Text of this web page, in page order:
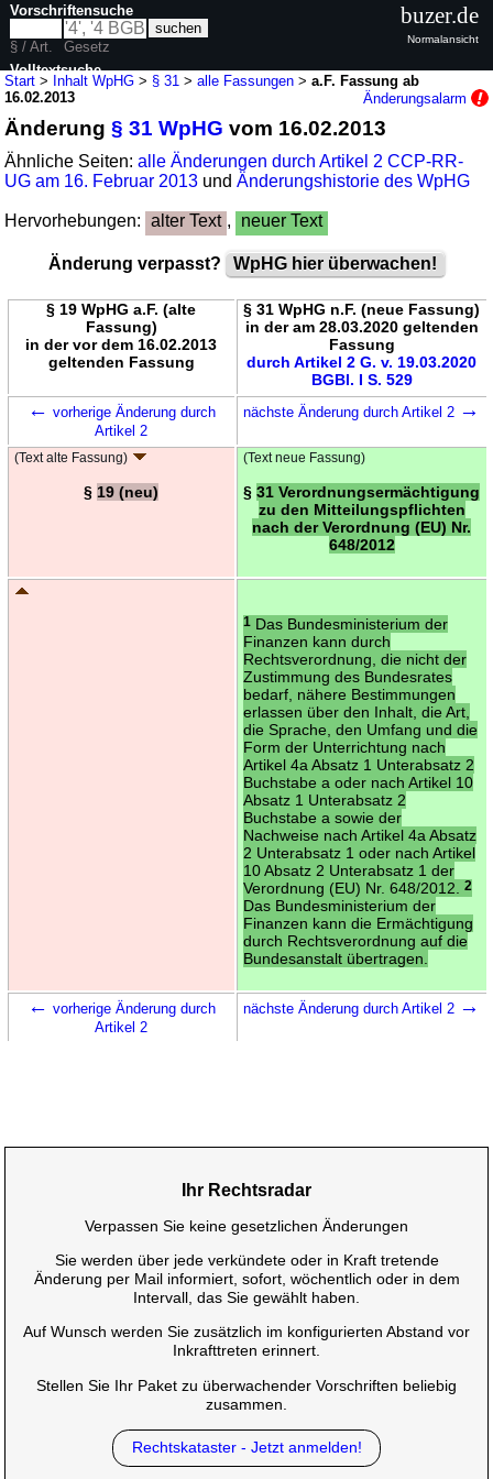
Start > Inhalt WpHG > § 31 >alle Fassungen >a.F. Fassung ab
16.02.2013
Änderungsalarm
Änderung§ 31 WpHG vom 16.02.2013
Ähnliche Seiten:alle Änderungen durch Artikel 2 CCP-RR-
UG am 16. Februar 2013 undÄnderungshistorie des WpHG
Hervorhebungen: alter Text , neuer Text
Änderung verpasst? WpHG hier überwachen!
§ 19 WpHG a.F. (alte
Fassung)
in der vor dem 16.02.2013
geltenden Fassung
§ 31 WpHG n.F. (neue Fassung)
in der am 28.03.2020 geltenden
Fassung
durch Artikel 2 G. v. 19.03.2020
BGBl. I S. 529
← vorherige Änderung durch
Artikel 2
nächste Änderung durch Artikel 2 →
(Text alte Fassung)
§ 19 (neu)
(Text neue Fassung)
§ 31 Verordnungsermächtigung
zu den Mitteilungspflichten
nach der Verordnung (EU) Nr.
648/2012
1Das Bundesministerium der
Finanzen kann durch
Rechtsverordnung, die nicht der
Zustimmung des Bundesrates
bedarf, nähere Bestimmungen
erlassen über den Inhalt, die Art,
die Sprache, den Umfang und die
Form der Unterrichtung nach
Artikel 4a Absatz 1 Unterabsatz 2
Buchstabe a oder nach Artikel 10
Absatz 1 Unterabsatz 2
Buchstabe a sowie der
Nachweise nach Artikel 4a Absatz
2 Unterabsatz 1 oder nach Artikel
10 Absatz 2 Unterabsatz 1 der
Verordnung (EU) Nr. 648/2012.
2
Das Bundesministerium der
Finanzen kann die Ermächtigung
durch Rechtsverordnung auf die
Bundesanstalt übertragen.
← vorherige Änderung durch
Artikel 2
nächste Änderung durch Artikel 2 →
Vorschriftensuche
§ / Art.
Gesetz
Volltextsuche
buzer.de
Normalansicht
Ihr Rechtsradar
Verpassen Sie keine gesetzlichen Änderungen
Sie werden über jede verkündete oder in Kraft tretende
Änderung per Mail informiert, sofort, wöchentlich oder in dem
Intervall, das Sie gewählt haben.
Auf Wunsch werden Sie zusätzlich im konfigurierten Abstand vor
Inkrafttreten erinnert.
Stellen Sie Ihr Paket zu überwachender Vorschriften beliebig
zusammen.
Rechtskataster - Jetzt anmelden!